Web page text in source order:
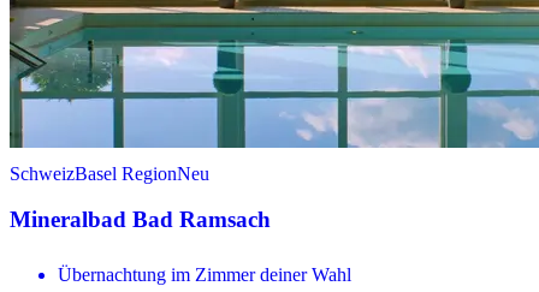
SchweizBasel RegionNeu
Mineralbad Bad Ramsach
Übernachtung im Zimmer deiner Wahl